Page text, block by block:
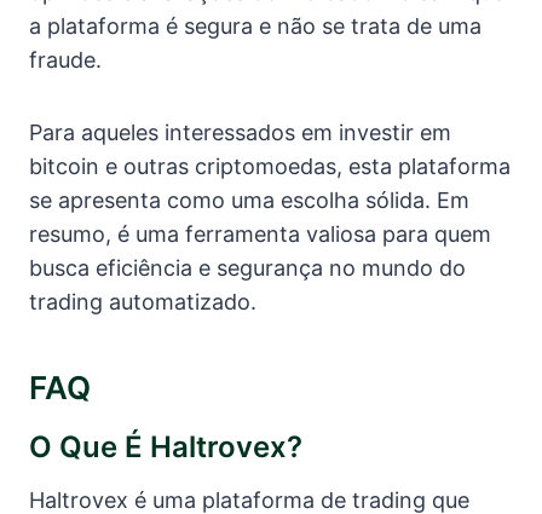
a plataforma é segura e não se trata de uma
fraude.
Para aqueles interessados em investir em
bitcoin e outras criptomoedas, esta plataforma
se apresenta como uma escolha sólida. Em
resumo, é uma ferramenta valiosa para quem
busca eficiência e segurança no mundo do
trading automatizado.
FAQ
O Que É Haltrovex?
Haltrovex é uma plataforma de trading que